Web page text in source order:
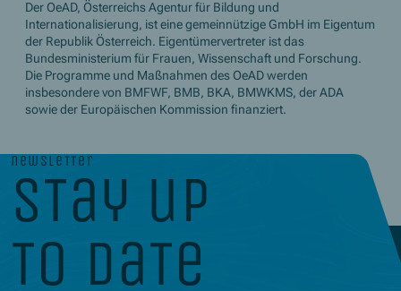
Der OeAD, Österreichs Agentur für Bildung und
Internationalisierung, ist eine gemeinnützige GmbH im Eigentum
der Republik Österreich. Eigentümervertreter ist das
Bundesministerium für Frauen, Wissenschaft und Forschung.
Die Programme und Maßnahmen des OeAD werden
insbesondere von BMFWF, BMB, BKA, BMWKMS, der ADA
sowie der Europäischen Kommission finanziert.
newsletter
stay up
to date